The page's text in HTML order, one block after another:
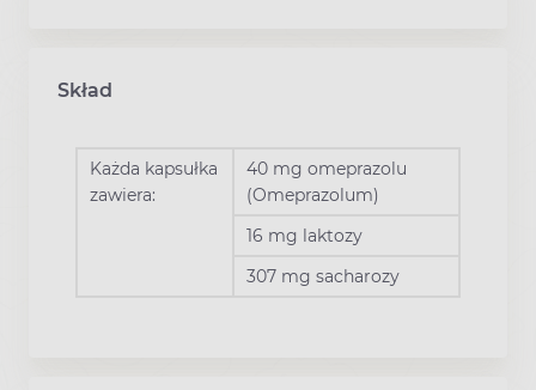
Skład
Każda kapsułka
zawiera:
40 mg omeprazolu
(Omeprazolum)
16 mg laktozy
307 mg sacharozy